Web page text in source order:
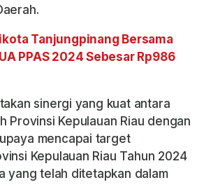
Tanjungpinang Bersama
PPAS 2024 Sebesar Rp986
sinergi yang kuat antara
Provinsi Kepulauan Riau dengan
mencapai target
Kepulauan Riau Tahun 2024
yang telah ditetapkan dalam